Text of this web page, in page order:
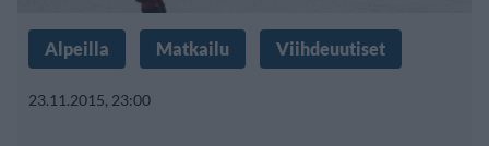
Alpeilla Matkailu Viihdeuutiset
23.11.2015, 23:00